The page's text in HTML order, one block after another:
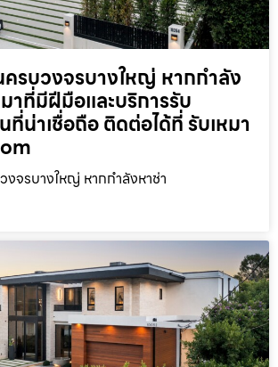
รบวงจรบางใหญ่ หากกำลัง
าที่มีฝีมือและบริการรับ
น่าเชื่อถือ ติดต่อได้ที่ รับเหมา
งจรบางใหญ่ หากกำลังหาช่า